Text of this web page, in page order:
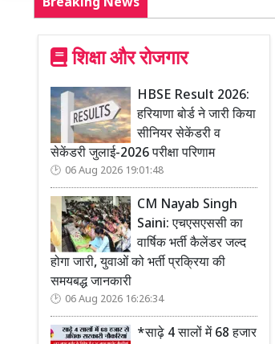
Breaking News
शिक्षा और रोजगार
HBSE Result 2026:
हरियाणा बोर्ड ने जारी किया
सीनियर सेकेंडरी व
सेकेंडरी जुलाई-2026 परीक्षा परिणाम
06 Aug 2026 19:01:48
CM Nayab Singh
Saini: एचएसएससी का
वार्षिक भर्ती कैलेंडर जल्द
होगा जारी, युवाओं को भर्ती प्रक्रिया की
समयबद्ध जानकारी
06 Aug 2026 16:26:34
*साढ़े 4 सालों में 68 हजार